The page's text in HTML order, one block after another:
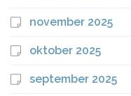
november 2025
oktober 2025
september 2025